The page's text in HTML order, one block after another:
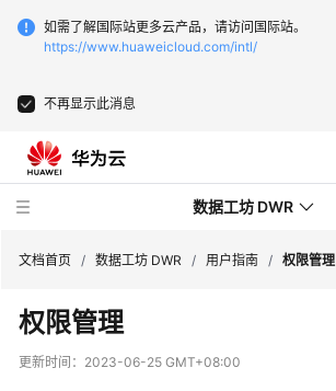
如需了解国际站更多云产品，请访问国际站。
https://www.huaweicloud.com/intl/
不再显示此消息
数据工坊 DWR
最
新
文档首页 / 数据工坊 DWR / 用户指南 / 权限管理
权限管理
更新时间： 2023-06-25 GMT+08:00